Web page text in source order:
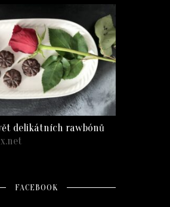
delikátních rawbónů
FACEBOOK